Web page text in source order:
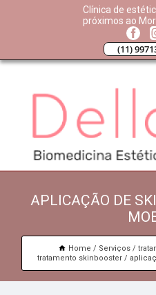
Clínica de
próximos ao
(11)
APLICAÇÃO DE
Home Serviços
tratamento skinbooster